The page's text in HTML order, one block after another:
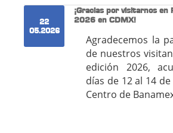
22
05.2026
¡Gracias por visitarnos en
2026 en CDMX!
Agradecemos la
de nuestros
edición 2026,
días de 12 al 14
Centro de